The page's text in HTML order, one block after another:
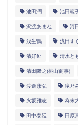
池田潤 池田範
沢渡あまね 河
浅生鴨 浅田す
清好延 清水と
清田隆之(桃山商事)
渡邊康弘 滝乃
火坂雅志 為末
田中泰延 田原